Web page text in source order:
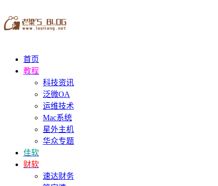
首页
教程
科技资讯
泛微OA
运维技术
Mac系统
星外主机
华众专题
佳软
财软
速达财务